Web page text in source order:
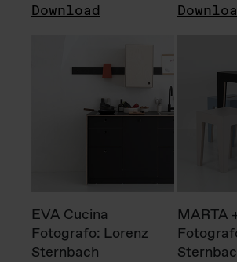
Download
EVA Cucina
Fotografo: Lorenz
Sternbach
MARTA